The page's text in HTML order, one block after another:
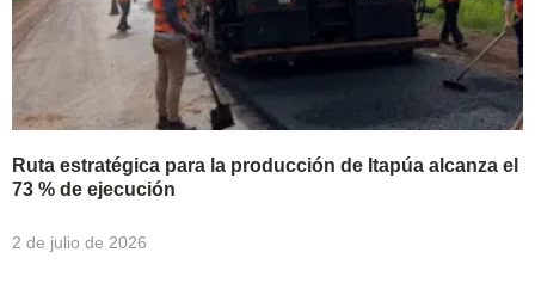
Ruta estratégica para la producción de Itapúa alcanza el
73 % de ejecución
2 de julio de 2026